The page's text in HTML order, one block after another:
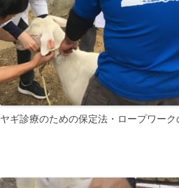
ヤギ診療のための保定法・ロープワーク